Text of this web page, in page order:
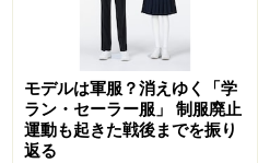
モデルは軍服？消えゆく「学
ラン・セーラー服」 制服廃止
運動も起きた戦後までを振り
返る